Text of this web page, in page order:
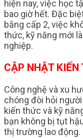
hiện nay, việc học
bao giờ hết. Đặc
bằng cấp 2, việc
thức, kỹ năng mới
nghiệp.
CẬP NHẬT
Công nghệ và xu
chóng đòi hỏi
kiến thức và kỹ
bạn không bị tụt
thị trường lao động.